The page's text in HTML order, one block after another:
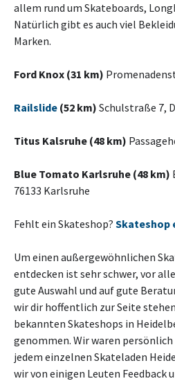
allem rund um Skateboards,
Natürlich gibt es auch viel
Marken.
Ford Knox (31 km)
Railslide (52 km) Schulstraße 7,
Titus Kalsruhe (48 km)
Blue Tomato Karlsruhe (48 km)
76133 Karlsruhe
Fehlt ein Skateshop? Skateshop
Um einen außergewöhnlichen
entdecken ist sehr schwer, vor
gute Auswahl und auf gute
wir dir hoffentlich zur Seite
bekannten Skateshops in
genommen. Wir waren
jedem einzelnen Skateladen
wir von einigen Leuten Feedback